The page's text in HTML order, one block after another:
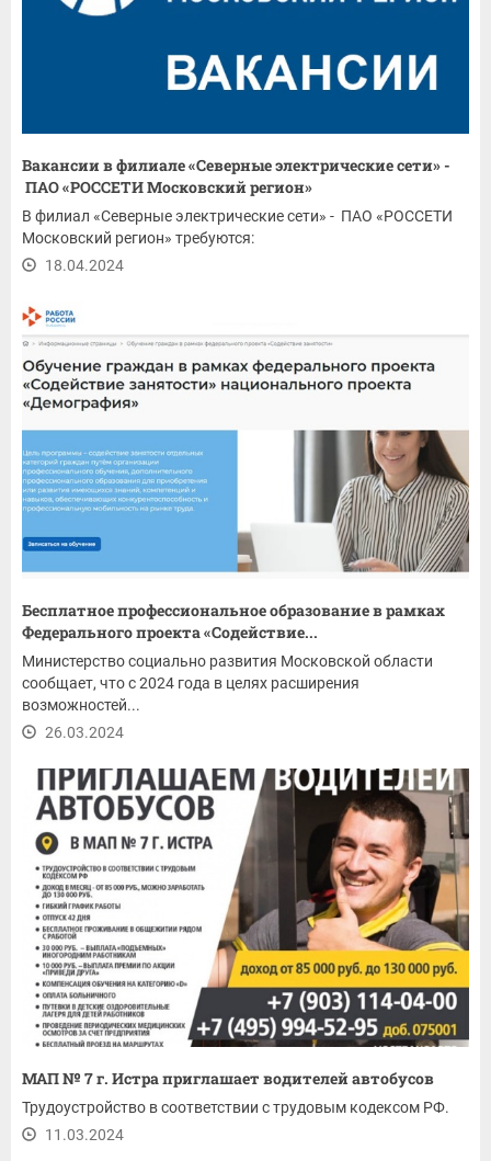
Вакансии в филиале «Северные электрические сети» -
ПАО «РОССЕТИ Московский регион»
В филиал «Северные электрические сети» - ПАО «РОССЕТИ
Московский регион» требуются:
18.04.2024
Бесплатное профессиональное образование в рамках
Федерального проекта «Содействие...
Министерство социально развития Московской области
сообщает, что с 2024 года в целях расширения
возможностей...
26.03.2024
МАП № 7 г. Истра приглашает водителей автобусов
Трудоустройство в соответствии с трудовым кодексом РФ.
11.03.2024